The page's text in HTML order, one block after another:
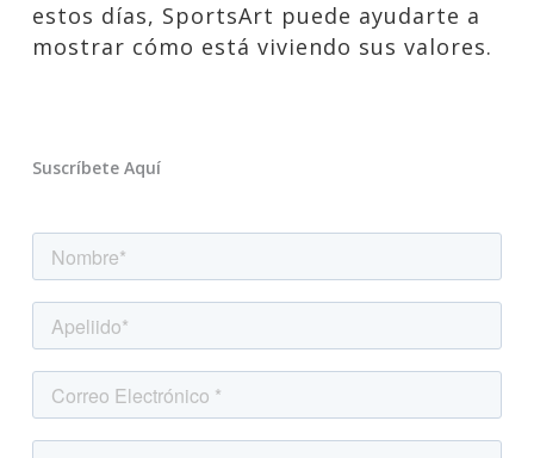
estos días, SportsArt puede ayudarte a
mostrar cómo está viviendo sus valores.
Suscríbete Aquí